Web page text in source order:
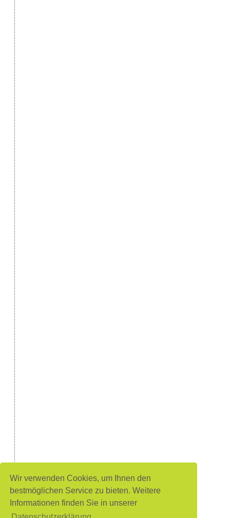
Wir verwenden Cookies, um Ihnen den
bestmöglichen Service zu bieten. Weitere
Informationen finden Sie in unserer